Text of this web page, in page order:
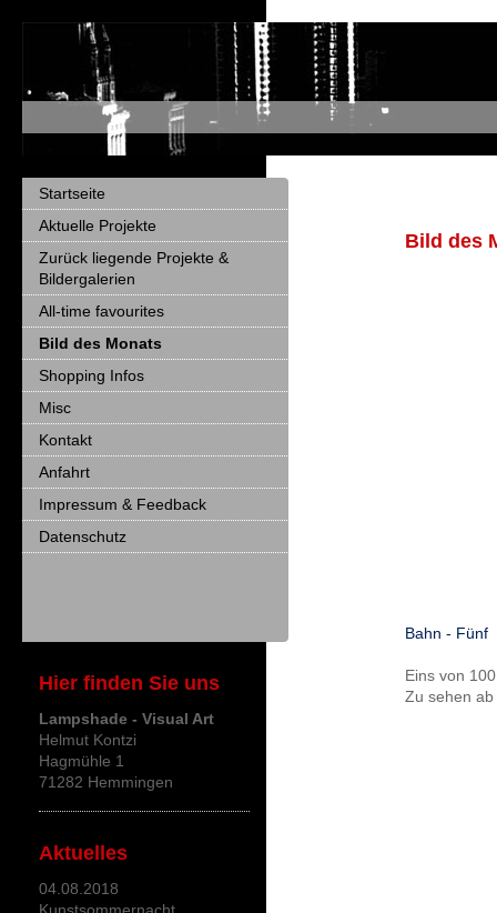
Bild des
Bahn - Fünf
Eins von
Zu sehen
Startseite
Aktuelle Projekte
Zurück liegende Projekte &
Bildergalerien
All-time favourites
Bild des Monats
Shopping Infos
Misc
Kontakt
Anfahrt
Impressum & Feedback
Datenschutz
Hier finden Sie uns
Lampshade - Visual Art
Helmut Kontzi
Hagmühle 1
71282 Hemmingen
Aktuelles
04.08.2018